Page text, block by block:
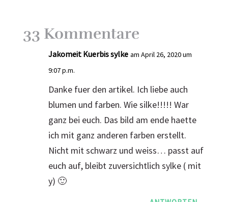
33 Kommentare
Jakomeit Kuerbis sylke am April 26, 2020 um
9:07 p.m.
Danke fuer den artikel. Ich liebe auch
blumen und farben. Wie silke!!!!! War
ganz bei euch. Das bild am ende haette
ich mit ganz anderen farben erstellt.
Nicht mit schwarz und weiss… passt auf
euch auf, bleibt zuversichtlich sylke ( mit
y) 🙂